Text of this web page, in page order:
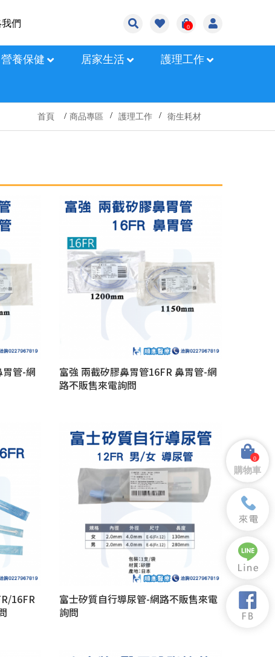
們 0
營養保健 居家生活 護理工作
首頁 商品專區 護理工作 衛生耗材
胃管-網
富強 兩截矽膠鼻胃管16FR 鼻胃管-網
路不販售來電詢問
16FR
富士矽質自行導尿管-網路不販售來電
詢問
購物車
0